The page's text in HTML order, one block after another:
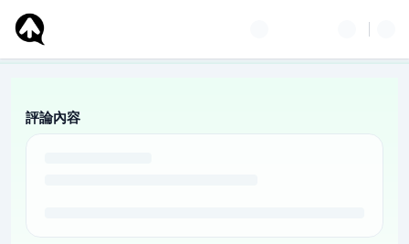
評論內容